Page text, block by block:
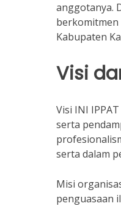
anggotanya.
berkomitmen
Kabupaten
Visi
Visi INI
serta
serta dalam
Misi
penguasaan